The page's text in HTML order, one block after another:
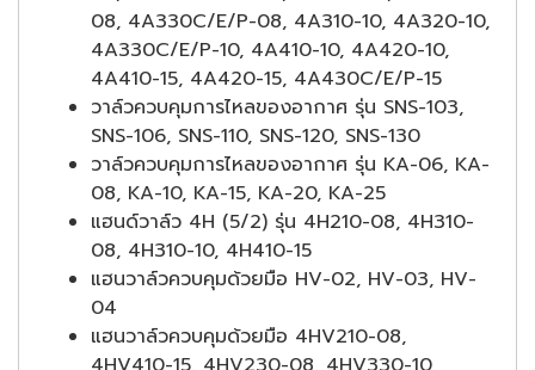
08, 4A330C/E/P-08, 4A310-10, 4A320-10,
4A330C/E/P-10, 4A410-10, 4A420-10,
4A410-15, 4A420-15, 4A430C/E/P-15
วาล์วควบคุมการไหลของอากาศ รุ่น SNS-103,
SNS-106, SNS-110, SNS-120, SNS-130
วาล์วควบคุมการไหลของอากาศ รุ่น KA-06, KA-
08, KA-10, KA-15, KA-20, KA-25
แฮนด์วาล์ว 4H (5/2) รุ่น 4H210-08, 4H310-
08, 4H310-10, 4H410-15
แฮนวาล์วควบคุมด้วยมือ HV-02, HV-03, HV-
04
แฮนวาล์วควบคุมด้วยมือ 4HV210-08,